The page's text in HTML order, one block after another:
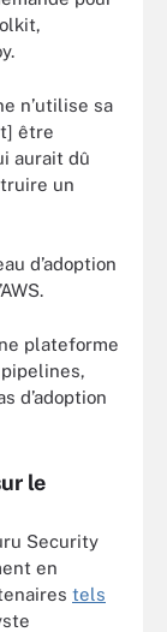
n’utilise sa
être
aurait dû
un
d’adoption
plateforme
pipelines,
d’adoption
le
Security
en
tels